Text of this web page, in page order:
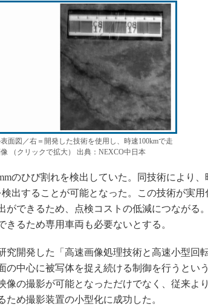
面図／右＝開発した技術を使用し、時速100kmで走
（クリックで拡大） 出典：NEXCO中日本
のひび割れを検出していた。同技術により、
出することが可能となった。この技術が実用
ができるため、点検コストの低減につながる
るため専用車両も必要ないとする。
開発した「高速画像処理技術と高速小型回
中心に被写体を捉え続ける制御を行うという
像の撮影が可能となっただけでなく、従来よ
め撮影装置の小型化に成功した。